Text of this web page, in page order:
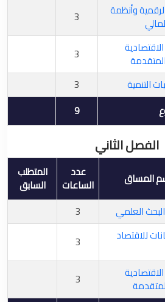
وأنظمة 3
3
التنمية
3
9
الفصل الثاني
المساق عدد
الساعات
المتطلب
السابق
العلمي
3
للاقتصاد 3
3